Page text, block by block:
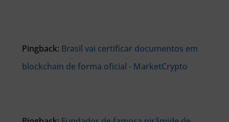
Pingback: Brasil vai certificar documentos em
blockchain de forma oficial - MarketCrypto